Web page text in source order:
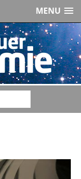
MENU